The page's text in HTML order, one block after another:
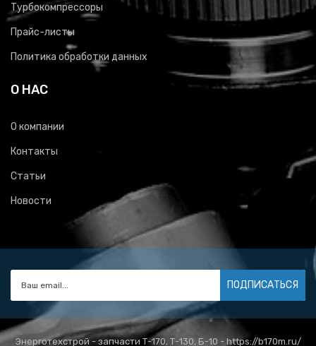
Турбокомпрессоры
Прайс-листы
Политика обработки данных
О НАС
О компании
Контакты
Статьи
Новости
ПОДПИСАТЬСЯ
Энерготехстрой - запчасти Т-170, Т-130, Б-10 - https://b170m.ru/